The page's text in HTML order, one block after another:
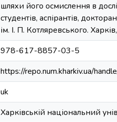
шляхи його осмислення в
студентів, аспірантів,
ім. І. П. Котляревського.
978-617-8857-03-5
https://repo.num.kharkiv.ua/
uk
Харківській національний